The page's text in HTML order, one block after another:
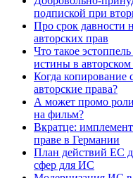
подпиской при
Про срок давности
авторских прав
Что такое
истины в
Когда копирование
авторские права?
А может промо
на фильм?
Вкратце:
праве в Германии
План действий ЕС
сфер для ИС